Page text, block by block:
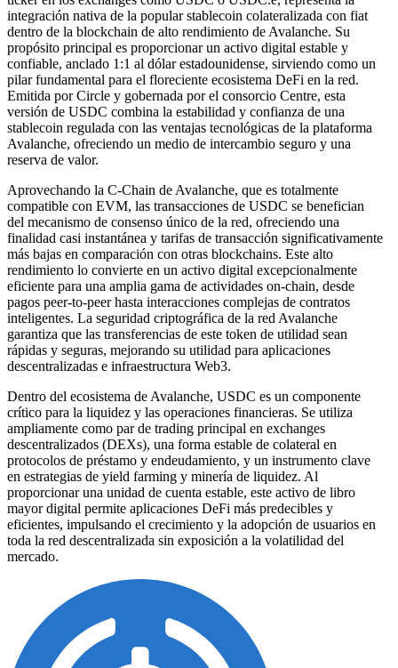
integración nativa de la popular stablecoin colateralizada con fiat
dentro de la blockchain de alto rendimiento de Avalanche. Su
propósito principal es proporcionar un activo digital estable y
confiable, anclado 1:1 al dólar estadounidense, sirviendo como un
pilar fundamental para el floreciente ecosistema DeFi en la red.
Emitida por Circle y gobernada por el consorcio Centre, esta
versión de USDC combina la estabilidad y confianza de una
stablecoin regulada con las ventajas tecnológicas de la plataforma
Avalanche, ofreciendo un medio de intercambio seguro y una
reserva de valor.
Aprovechando la C-Chain de Avalanche, que es totalmente
compatible con EVM, las transacciones de USDC se benefician
del mecanismo de consenso único de la red, ofreciendo una
finalidad casi instantánea y tarifas de transacción significativamente
más bajas en comparación con otras blockchains. Este alto
rendimiento lo convierte en un activo digital excepcionalmente
eficiente para una amplia gama de actividades on-chain, desde
pagos peer-to-peer hasta interacciones complejas de contratos
inteligentes. La seguridad criptográfica de la red Avalanche
garantiza que las transferencias de este token de utilidad sean
rápidas y seguras, mejorando su utilidad para aplicaciones
descentralizadas e infraestructura Web3.
Dentro del ecosistema de Avalanche, USDC es un componente
crítico para la liquidez y las operaciones financieras. Se utiliza
ampliamente como par de trading principal en exchanges
descentralizados (DEXs), una forma estable de colateral en
protocolos de préstamo y endeudamiento, y un instrumento clave
en estrategias de yield farming y minería de liquidez. Al
proporcionar una unidad de cuenta estable, este activo de libro
mayor digital permite aplicaciones DeFi más predecibles y
eficientes, impulsando el crecimiento y la adopción de usuarios en
toda la red descentralizada sin exposición a la volatilidad del
mercado.